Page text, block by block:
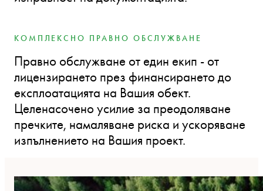
КОМПЛЕКСНО ПРАВНО ОБСЛУЖВАНЕ
Правно обслужване от един екип - от
лицензирането през финансирането до
експлоатацията на Вашия обект.
Целенасочено усилие за преодоляване
пречките, намаляване риска и ускоряване
изпълнението на Вашия проект.